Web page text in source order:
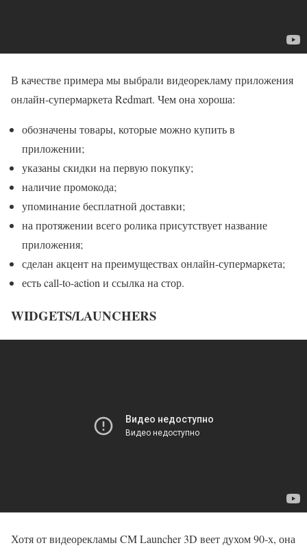
В качестве примера мы выбрали видеорекламу приложения
онлайн-супермаркета Redmart. Чем она хороша:
обозначены товары, которые можно купить в
приложении;
указаны скидки на первую покупку;
наличие промокода;
упоминание бесплатной доставки;
на протяжении всего ролика присутствует название
приложения;
сделан акцент на преимуществах онлайн-супермаркета;
есть call-to-action и ссылка на стор.
WIDGETS/LAUNCHERS
Хотя от видеорекламы CM Launcher 3D веет духом 90-х, она